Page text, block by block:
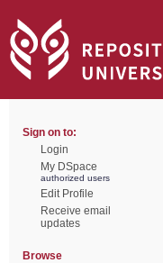
Sign on to:
Login
My DSpace
authorized users
Edit Profile
Receive email
updates
Browse